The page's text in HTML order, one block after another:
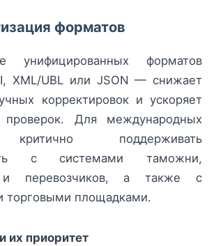
форматов
унифицированных форматов
XML/UBL или JSON — снижает
корректировок и ускоряет
проверок. Для международных
поддерживать
с системами таможни,
и перевозчиков, а также с
торговыми площадками.
их приоритет